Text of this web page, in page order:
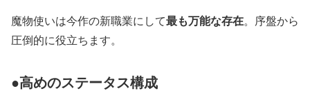
魔物使いは今作の新職業にして最も万能な存在。序盤から
圧倒的に役立ちます。
●高めのステータス構成